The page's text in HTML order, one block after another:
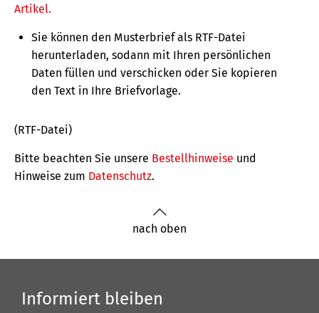
Artikel.
Sie können den Musterbrief als RTF-Datei
herunterladen, sodann mit Ihren persönlichen
Daten füllen und verschicken oder Sie kopieren
den Text in Ihre Briefvorlage.
(RTF-Datei)
Bitte beachten Sie unsere Bestellhinweise und
Hinweise zum Datenschutz.
nach oben
Informiert bleiben